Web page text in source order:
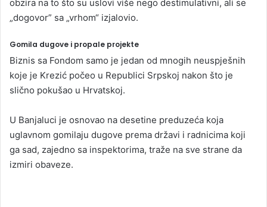
obzira na to što su uslovi više nego destimulativni, ali se
„dogovor” sa „vrhom“ izjalovio.
Gomila dugove i propale projekte
Biznis sa Fondom samo je jedan od mnogih neuspješnih
koje je Krezić počeo u Republici Srpskoj nakon što je
slično pokušao u Hrvatskoj.
U Banjaluci je osnovao na desetine preduzeća koja
uglavnom gomilaju dugove prema državi i radnicima koji
ga sad, zajedno sa inspektorima, traže na sve strane da
izmiri obaveze.